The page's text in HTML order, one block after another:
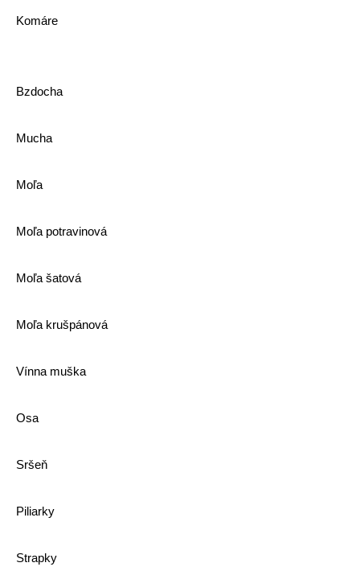
Komáre
Bzdocha
Mucha
Moľa
Moľa potravinová
Moľa šatová
Moľa krušpánová
Vínna muška
Osa
Sršeň
Piliarky
Strapky